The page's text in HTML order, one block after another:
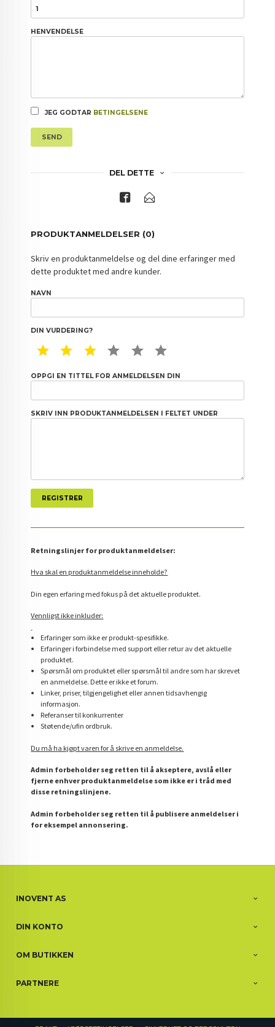
HENVENDELSE
JEG GODTAR BETINGELSENE
SEND
DEL DETTE
PRODUKTANMELDELSER (0)
Skriv en produktanmeldelse og del dine erfaringer med
dette produktet med andre kunder.
NAVN
DIN VURDERING?
1 STAR2 STAR3 STAR4 STAR5 STAR
OPPGI EN TITTEL FOR ANMELDELSEN DIN
SKRIV INN PRODUKTANMELDELSEN I FELTET UNDER
Retningslinjer for produktanmeldelser:
Hva skal en produktanmeldelse inneholde?
Din egen erfaring med fokus på det aktuelle produktet.
Vennligst ikke inkluder:
Erfaringer som ikke er produkt-spesifikke.
Erfaringer i forbindelse med support eller retur av det aktuelle
produktet.
Spørsmål om produktet eller spørsmål til andre som har skrevet
en anmeldelse. Dette er ikke et forum.
Linker, priser, tilgjengelighet eller annen tidsavhengig
informasjon.
Referanser til konkurrenter
Støtende/ufin ordbruk.
Du må ha kjøpt varen for å skrive en anmeldelse.
Admin forbeholder seg retten til å akseptere, avslå eller
fjerne enhver produktanmeldelse som ikke er i tråd med
disse retningslinjene.
Admin forbeholder seg retten til å publisere anmeldelser i
for eksempel annonsering.
INOVENT AS
DIN KONTO
OM BUTIKKEN
PARTNERE